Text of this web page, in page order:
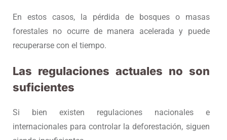
En estos casos, la pérdida de bosques o masas
forestales no ocurre de manera acelerada y puede
recuperarse con el tiempo.
Las regulaciones actuales no son
suficientes
Si bien existen regulaciones nacionales e
internacionales para controlar la deforestación, siguen